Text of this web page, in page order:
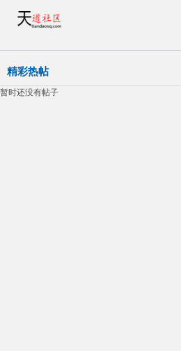
精彩热帖
暂时还没有帖子